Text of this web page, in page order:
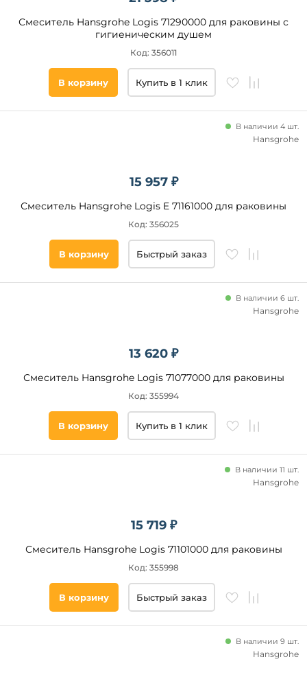
Смеситель Hansgrohe Logis 71290000 для раковины с
гигиеническим душем
Код: 356011
В корзину Купить в 1 клик
15 957 ₽
Смеситель Hansgrohe Logis E 71161000 для раковины
В наличии 4 шт.
Код: 356025
Hansgrohe
В корзину Быстрый заказ
13 620 ₽
Смеситель Hansgrohe Logis 71077000 для раковины
В наличии 6 шт.
Код: 355994
Hansgrohe
В корзину Купить в 1 клик
15 719 ₽
Смеситель Hansgrohe Logis 71101000 для раковины
В наличии 11 шт.
Код: 355998
Hansgrohe
В корзину Быстрый заказ
В наличии 9 шт.
Hansgrohe